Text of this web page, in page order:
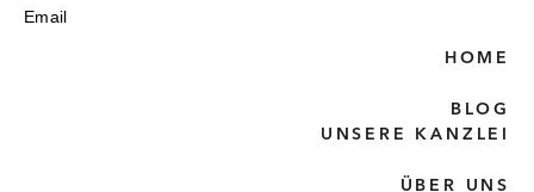
Email
HOME
BLOG
UNSERE KANZLEI
ÜBER UNS